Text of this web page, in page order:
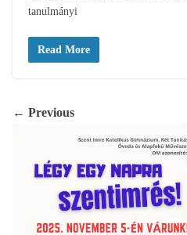
tanulmányi
Read More
← Previous